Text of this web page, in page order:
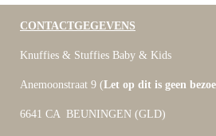
CONTACTGEGEVENS
Knuffies & Stuffies Baby & Kids
Anemoonstraat 9 (Let op dit is geen
6641 CA BEUNINGEN (GLD)